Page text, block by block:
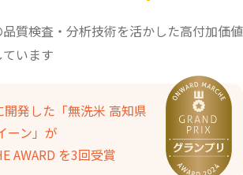
質検査・分析技術を活かした高付加価値
います
発した「無洗米 高知県
ーン」が
AWARD を3回受賞